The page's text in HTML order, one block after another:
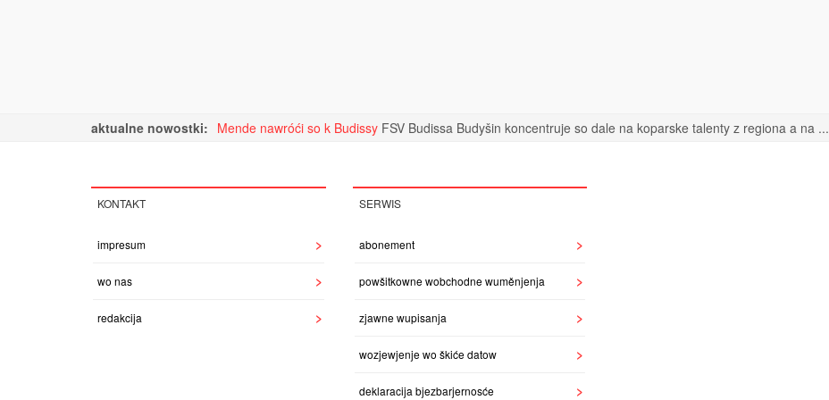
aktualne nowostki: Mende nawróći so k Budissy FSV Budissa Budyšin koncentruje so dale na koparske talenty z regiona a na ...
KONTAKT
impresum
wo nas
redakcija
SERWIS
abonement
powšitkowne wobchodne wuměnjenja
zjawne wupisanja
wozjewjenje wo škiće datow
deklaracija bjezbarjernosće